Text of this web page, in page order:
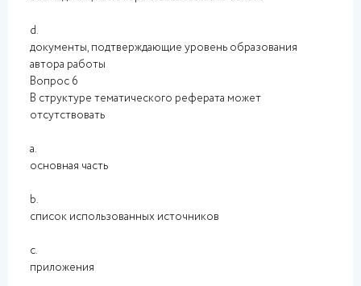
d.
документы, подтверждающие уровень образования
автора работы
Вопрос 6
В структуре тематического реферата может
отсутствовать
a.
основная часть
b.
список использованных источников
c.
приложения